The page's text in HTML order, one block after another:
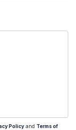
Policy and Terms of